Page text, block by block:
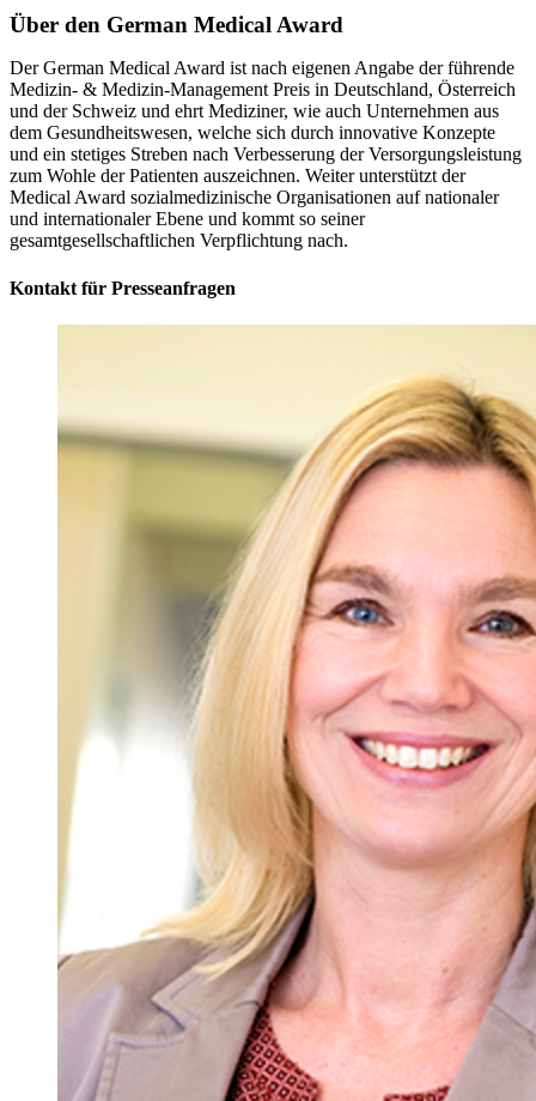
Über den German Medical Award
Der German Medical Award ist nach eigenen Angabe der führende
Medizin- & Medizin-Management Preis in Deutschland, Österreich
und der Schweiz und ehrt Mediziner, wie auch Unternehmen aus
dem Gesundheitswesen, welche sich durch innovative Konzepte
und ein stetiges Streben nach Verbesserung der Versorgungsleistung
zum Wohle der Patienten auszeichnen. Weiter unterstützt der
Medical Award sozialmedizinische Organisationen auf nationaler
und internationaler Ebene und kommt so seiner
gesamtgesellschaftlichen Verpflichtung nach.
Kontakt für Presseanfragen